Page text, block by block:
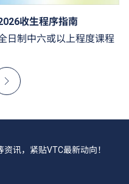
收生程序指南
日制中六或以上程度课程
讯，紧贴VTC最新动向！